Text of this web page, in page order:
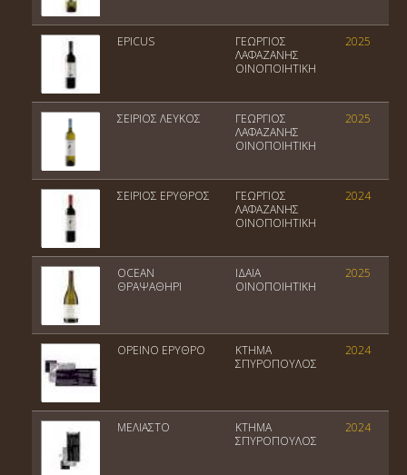
EPICUS
ΓΕΩΡΓΙΟΣ
ΛΑΦΑΖΑΝΗΣ
ΟΙΝΟΠΟΙΗΤΙΚΗ
2025
ΣΕΙΡΙΟΣ ΛΕΥΚΟΣ
ΓΕΩΡΓΙΟΣ
ΛΑΦΑΖΑΝΗΣ
ΟΙΝΟΠΟΙΗΤΙΚΗ
2025
ΣΕΙΡΙΟΣ ΕΡΥΘΡΟΣ
ΓΕΩΡΓΙΟΣ
ΛΑΦΑΖΑΝΗΣ
ΟΙΝΟΠΟΙΗΤΙΚΗ
2024
OCEAN
ΘΡΑΨΑΘΗΡΙ
ΙΔΑΙΑ
ΟΙΝΟΠΟΙΗΤΙΚΗ
2025
ΟΡΕΙΝΟ ΕΡΥΘΡΟ
ΚΤΗΜΑ
ΣΠΥΡΟΠΟΥΛΟΣ
2024
ΜΕΛΙΑΣΤΟ
ΚΤΗΜΑ
ΣΠΥΡΟΠΟΥΛΟΣ
2024